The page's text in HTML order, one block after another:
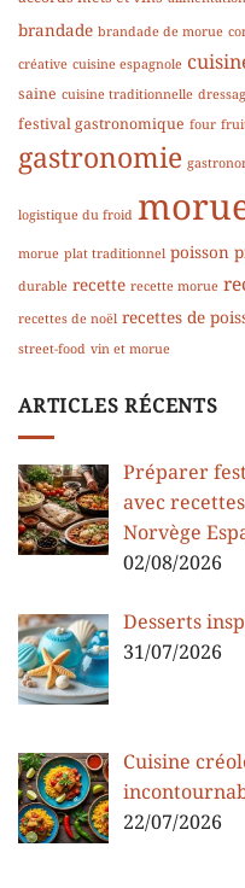
brandade brandade de morue
créative cuisine espagnole
saine cuisine traditionnelle
festival gastronomique four
gastronomie
logistique du froid
morue plat traditionnel poisson
durable recette recette morue
recettes de noël recettes de
street-food vin et morue
ARTICLES RÉCENTS
Préparer
avec
Norvège
02/08/2026
Desserts
31/07/2026
Cuisine
22/07/2026